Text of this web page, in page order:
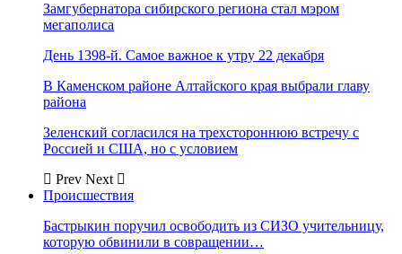
Замгубернатора сибирского региона стал мэром
мегаполиса
День 1398-й. Самое важное к утру 22 декабря
В Каменском районе Алтайского края выбрали главу
района
Зеленский согласился на трехстороннюю встречу с
Россией и США, но с условием
Prev Next
Происшествия
Бастрыкин поручил освободить из СИЗО учительницу,
которую обвинили в совращении…